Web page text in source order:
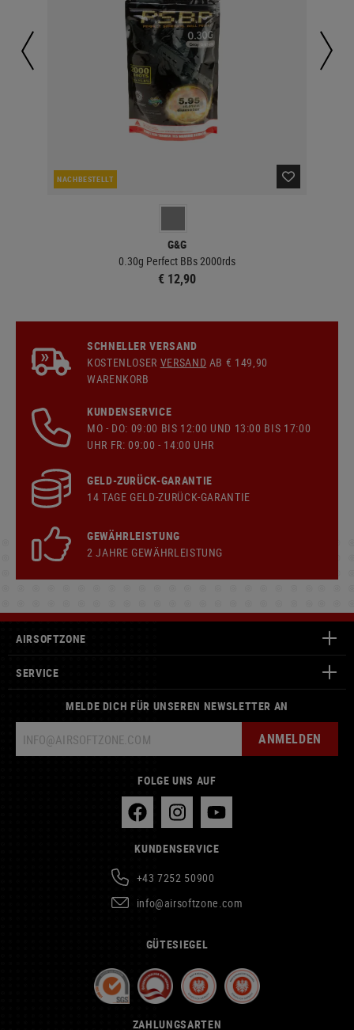
NACHBESTELLT
G&G
0.30g Perfect BBs 2000rds
€ 12,90
SCHNELLER VERSAND
KOSTENLOSER VERSAND AB € 149,90
WARENKORB
KUNDENSERVICE
MO - DO: 09:00 BIS 12:00 UND 13:00 BIS 17:00
UHR FR: 09:00 - 14:00 UHR
GELD-ZURÜCK-GARANTIE
14 TAGE GELD-ZURÜCK-GARANTIE
GEWÄHRLEISTUNG
2 JAHRE GEWÄHRLEISTUNG
AIRSOFTZONE
SERVICE
MELDE DICH FÜR UNSEREN NEWSLETTER AN
ANMELDEN
FOLGE UNS AUF
KUNDENSERVICE
+43 7252 50900
info@airsoftzone.com
GÜTESIEGEL
ZAHLUNGSARTEN